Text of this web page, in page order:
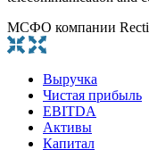
МСФО компании
Выручка
Чистая прибыль
EBITDA
Активы
Капитал